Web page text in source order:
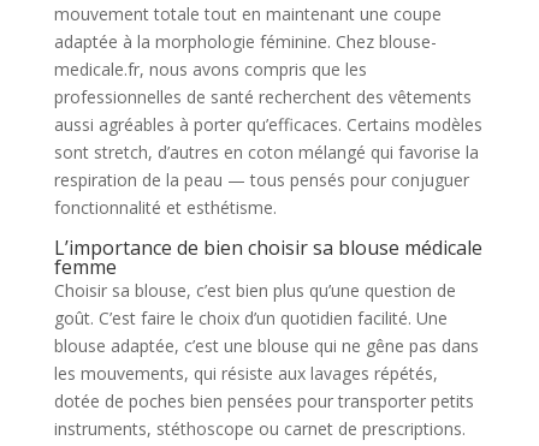
mouvement totale tout en maintenant une coupe
adaptée à la morphologie féminine. Chez blouse-
medicale.fr, nous avons compris que les
professionnelles de santé recherchent des vêtements
aussi agréables à porter qu’efficaces. Certains modèles
sont stretch, d’autres en coton mélangé qui favorise la
respiration de la peau — tous pensés pour conjuguer
fonctionnalité et esthétisme.
L’importance de bien choisir sa blouse médicale
femme
Choisir sa blouse, c’est bien plus qu’une question de
goût. C’est faire le choix d’un quotidien facilité. Une
blouse adaptée, c’est une blouse qui ne gêne pas dans
les mouvements, qui résiste aux lavages répétés,
dotée de poches bien pensées pour transporter petits
instruments, stéthoscope ou carnet de prescriptions.